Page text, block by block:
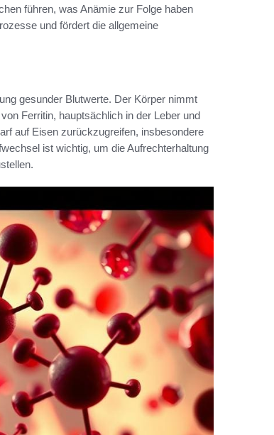
führen, was Anämie zur Folge haben
und fördert die allgemeine
gesunder Blutwerte. Der Körper nimmt
Ferritin, hauptsächlich in der Leber und
auf Eisen zurückzugreifen, insbesondere
ist wichtig, um die Aufrechterhaltung